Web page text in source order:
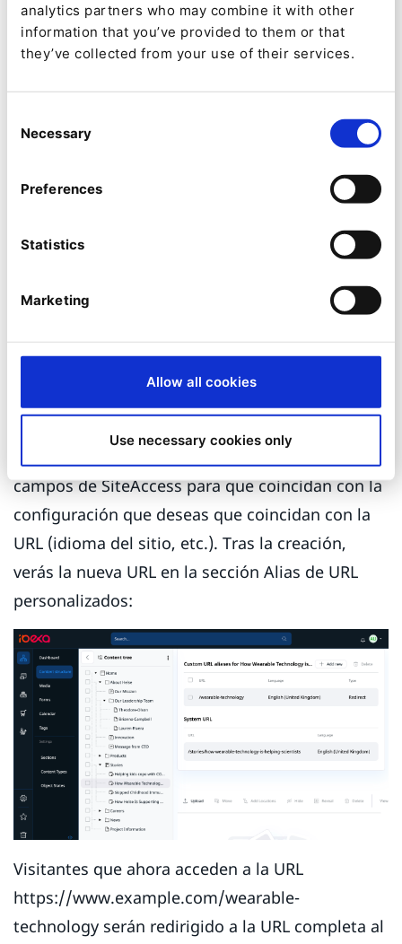
analytics partners who may combine it with other
information that you’ve provided to them or that
they’ve collected from your use of their services.
Selection
Necessary
Preferences
Statistics
Marketing
Allow all cookies
Use necessary cookies only
Puede ver (pero no editar) todas las URL del
sistema generadas automáticamente, así como
de contenido y editar el campo desde el que se
personalizada, haz clic en "Agregar nuevo":
campos de SiteAccess para que coincidan con la
configuración que deseas que coincidan con la
URL (idioma del sitio, etc.). Tras la creación,
verás la nueva URL en la sección Alias de URL
personalizados:
Visitantes que ahora acceden a la URL
https://www.example.com/wearable-
technology serán redirigido a la URL completa al